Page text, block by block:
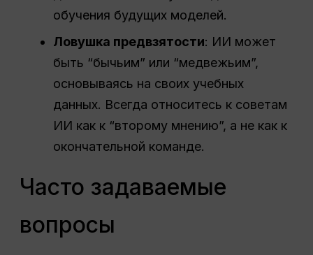
обучения будущих моделей.
Ловушка предвзятости: ИИ может
быть “бычьим” или “медвежьим”,
основываясь на своих учебных
данных. Всегда относитесь к советам
ИИ как к “второму мнению”, а не как к
окончательной команде.
Часто задаваемые
вопросы